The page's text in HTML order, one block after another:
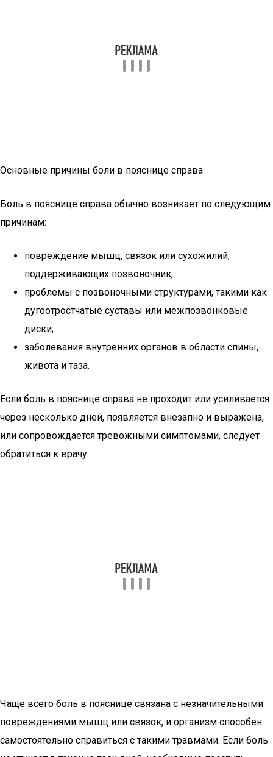
Основные причины боли в пояснице справа
Боль в пояснице справа обычно возникает по следующим
причинам:
повреждение мышц, связок или сухожилий,
поддерживающих позвоночник;
проблемы с позвоночными структурами, такими как
дугоотростчатые суставы или межпозвонковые
диски;
заболевания внутренних органов в области спины,
живота и таза.
Если боль в пояснице справа не проходит или усиливается
через несколько дней, появляется внезапно и выражена,
или сопровождается тревожными симптомами, следует
обратиться к врачу.
Чаще всего боль в пояснице связана с незначительными
повреждениями мышц или связок, и организм способен
самостоятельно справиться с такими травмами. Если боль